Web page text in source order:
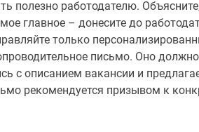
полезно работодателю.
главное – донесите до
только
письмо. Оно
с описанием вакансии и
рекомендуется призывом к